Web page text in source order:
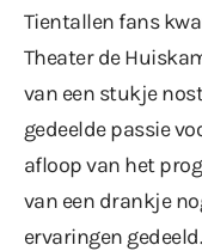
Tientallen fans
Theater de
van een stukje
gedeelde passie
afloop van het
van een drankje
ervaringen gedeeld.